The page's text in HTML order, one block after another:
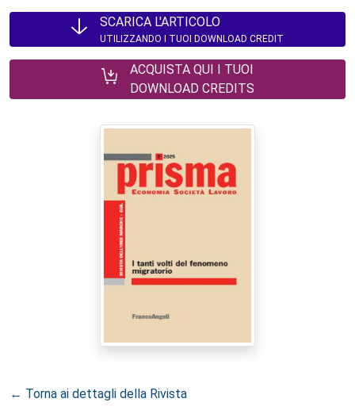
SCARICA L'ARTICOLO
UTILIZZANDO I TUOI DOWNLOAD CREDIT
ACQUISTA QUI I TUOI
DOWNLOAD CREDITS
← Torna ai dettagli della Rivista